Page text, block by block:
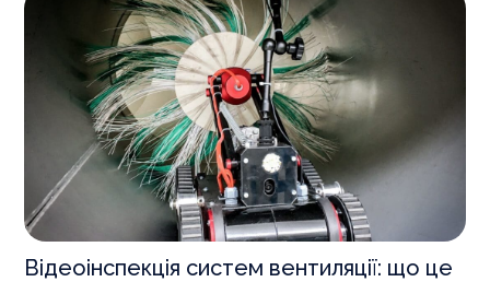
Відеоінспекція систем вентиляції: що це